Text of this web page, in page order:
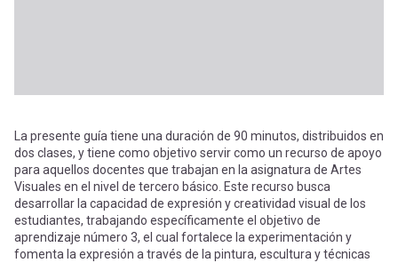
La presente guía tiene una duración de 90 minutos, distribuidos en
dos clases, y tiene como objetivo servir como un recurso de apoyo
para aquellos docentes que trabajan en la asignatura de Artes
Visuales en el nivel de tercero básico. Este recurso busca
desarrollar la capacidad de expresión y creatividad visual de los
estudiantes, trabajando específicamente el objetivo de
aprendizaje número 3, el cual fortalece la experimentación y
fomenta la expresión a través de la pintura, escultura y técnicas